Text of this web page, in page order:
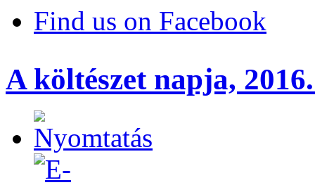
Find us on Facebook
A költészet napja,